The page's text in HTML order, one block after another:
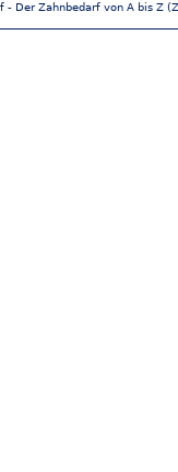
- Der Zahnbedarf von A bis Z